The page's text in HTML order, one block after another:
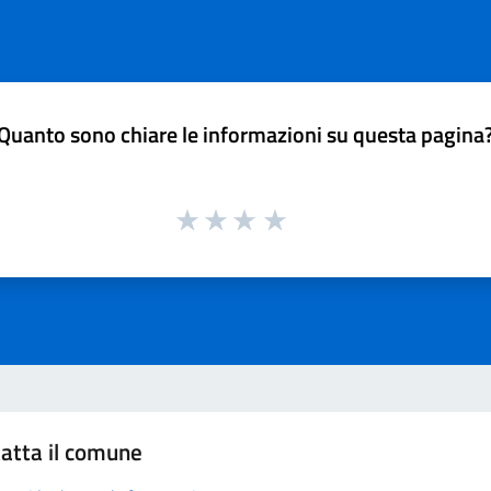
sono chiare le informazioni su questa
il comune